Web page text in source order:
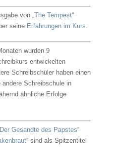
von „The Tempest“
seine Erfahrungen im Kurs.
wurden 9
entwickelten
Schreibschüler haben einen
Schreibschule in
ähnliche Erfolge
Gesandte des Papstes“
“ sind als Spitzentitel